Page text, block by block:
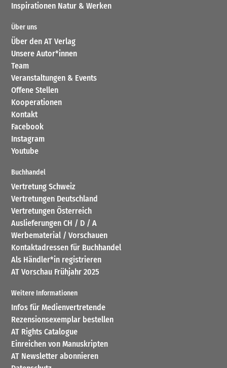
Inspirationen Natur & Werken
Über uns
Über den AT Verlag
Unsere Autor*innen
Team
Veranstaltungen & Events
Offene Stellen
Kooperationen
Kontakt
Facebook
Instagram
Youtube
Buchhandel
Vertretung Schweiz
Vertretungen Deutschland
Vertretungen Österreich
Auslieferungen CH / D / A
Werbematerial / Vorschauen
Kontaktadressen für Buchhandel
Als Händler*in registrieren
AT Vorschau Frühjahr 2025
Weitere Informationen
Infos für Medienvertretende
Rezensionsexemplar bestellen
AT Rights Catalogue
Einreichen von Manuskripten
AT Newsletter abonnieren